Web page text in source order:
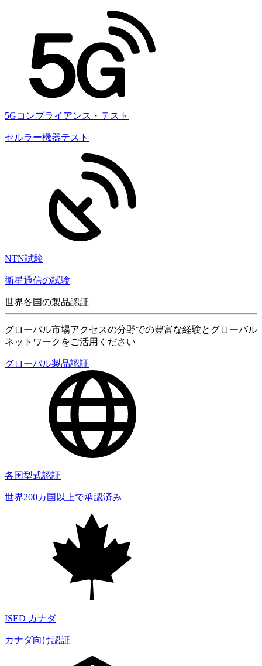
5Gコンプライアンス・テスト
セルラー機器テスト
NTN試験
衛星通信の試験
世界各国の製品認証
グローバル市場アクセスの分野での豊富な経験とグローバル
ネットワークをご活用ください
グローバル製品認証
各国型式認証
世界200カ国以上で承認済み
ISED カナダ
カナダ向け認証